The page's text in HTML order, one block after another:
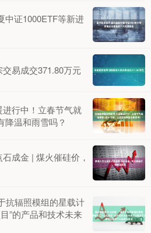
中证1000ETF等新进
易成交371.80万元
行中！立春节气就
降温和雨雪吗？
成金 | 煤火催硅价，
抗辐照模组的星载计
”的产品和技术未来